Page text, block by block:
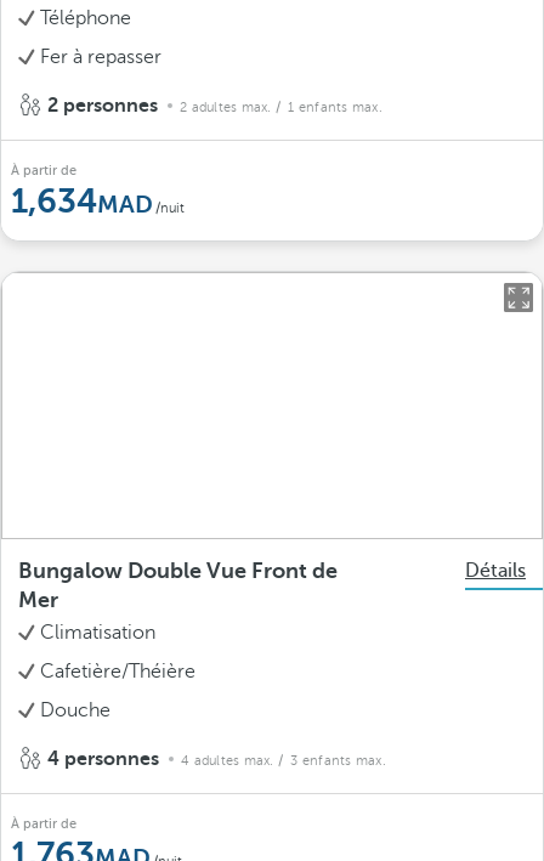
Téléphone
Fer à repasser
2 personnes 2 adultes max. / 1 enfants max.
À partir de
1,634 /nuit
Bungalow Double Vue Front de
Mer
Détails
Climatisation
Cafetière/Théière
Douche
4 personnes 4 adultes max. / 3 enfants max.
À partir de